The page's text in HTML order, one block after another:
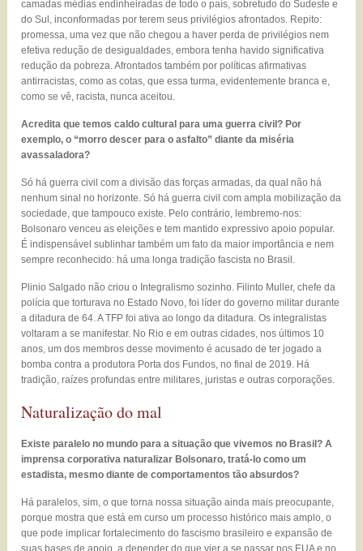
camadas médias endinheiradas de todo o país, sobretudo do Sudeste e
do Sul, inconformadas por terem seus privilégios afrontados. Repito:
promessa, uma vez que não chegou a haver perda de privilégios nem
efetiva redução de desigualdades, embora tenha havido significativa
redução da pobreza. Afrontados também por políticas afirmativas
antirracistas, como as cotas, que essa turma, evidentemente branca e,
como se vê, racista, nunca aceitou.
Acredita que temos caldo cultural para uma guerra civil? Por
exemplo, o “morro descer para o asfalto” diante da miséria
avassaladora?
Só há guerra civil com a divisão das forças armadas, da qual não há
nenhum sinal no horizonte. Só há guerra civil com ampla mobilização da
sociedade, que tampouco existe. Pelo contrário, lembremo-nos:
Bolsonaro venceu as eleições e tem mantido expressivo apoio popular.
É indispensável sublinhar também um fato da maior importância e nem
sempre reconhecido: há uma longa tradição fascista no Brasil.
Plinio Salgado não criou o Integralismo sozinho. Filinto Muller, chefe da
polícia que torturava no Estado Novo, foi líder do governo militar durante
a ditadura de 64. A TFP foi ativa ao longo da ditadura. Os integralistas
voltaram a se manifestar. No Rio e em outras cidades, nos últimos 10
anos, um dos membros desse movimento é acusado de ter jogado a
bomba contra a produtora Porta dos Fundos, no final de 2019. Há
tradição, raízes profundas entre militares, juristas e outras corporações.
Naturalização do mal
Existe paralelo no mundo para a situação que vivemos no Brasil? A
imprensa corporativa naturalizar Bolsonaro, tratá-lo como um
estadista, mesmo diante de comportamentos tão absurdos?
Há paralelos, sim, o que torna nossa situação ainda mais preocupante,
porque mostra que está em curso um processo histórico mais amplo, o
que pode implicar fortalecimento do fascismo brasileiro e expansão de